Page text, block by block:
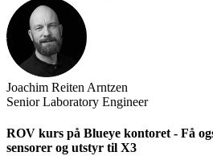
Joachim Reiten Arntzen
Senior Laboratory Engineer
ROV kurs på Blueye kontoret - Få
sensorer og utstyr til X3